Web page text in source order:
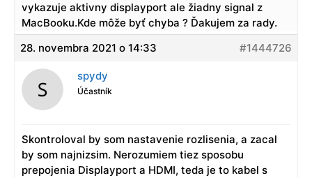
vykazuje aktivny displayport ale žiadny signal z
MacBooku.Kde môže byť chyba ? Ďakujem za rady.
28. novembra 2021 o 14:33
#1444726
spydy
Účastník
Skontroloval by som nastavenie rozlisenia, a zacal
by som najnizsim. Nerozumiem tiez sposobu
prepojenia Displayport a HDMI, teda je to kabel s